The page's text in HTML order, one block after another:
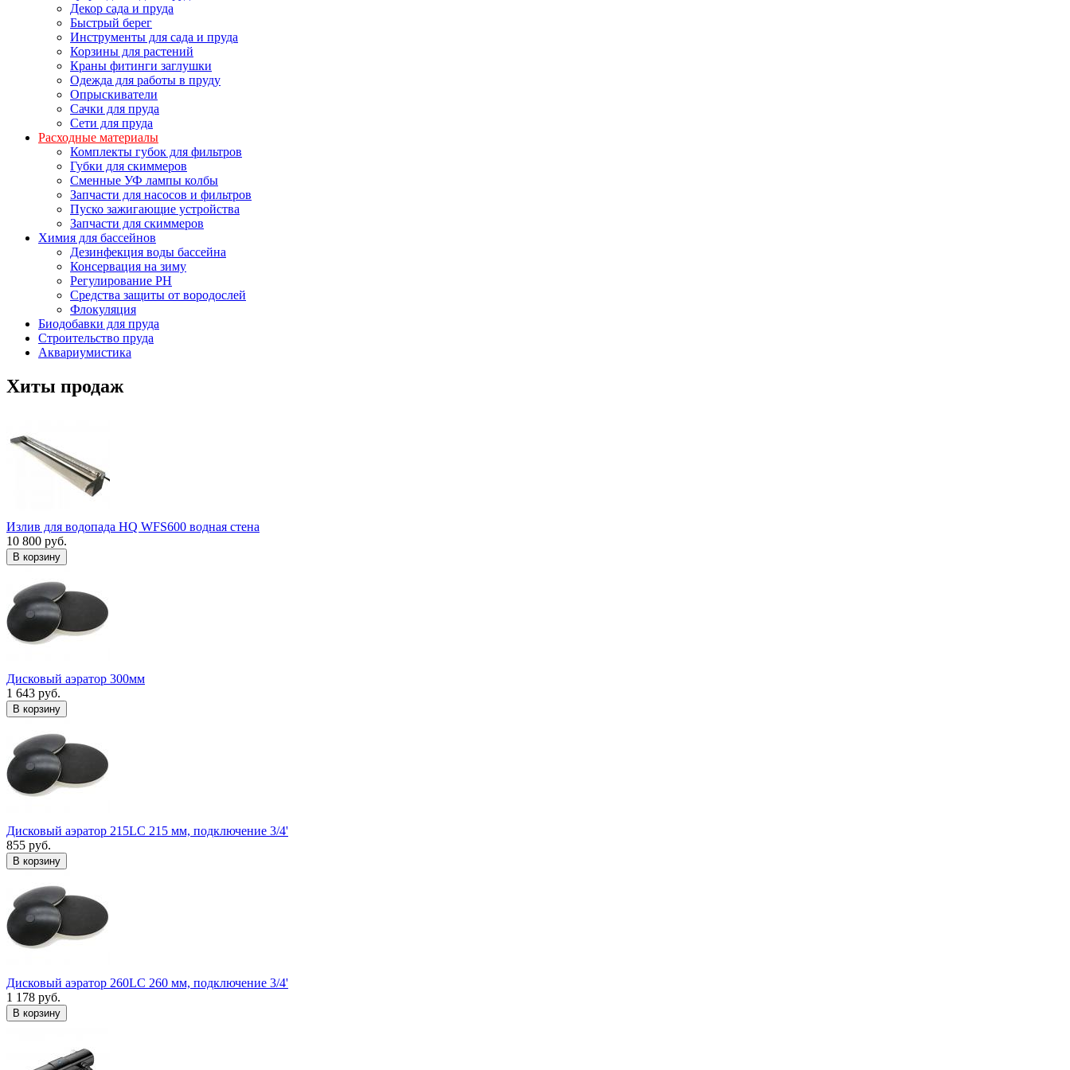
Декор сада и пруда
Быстрый берег
Инструменты для сада и пруда
Корзины для растений
Краны фитинги заглушки
Одежда для работы в пруду
Опрыскиватели
Сачки для пруда
Сети для пруда
Расходные материалы
Комплекты губок для фильтров
Губки для скиммеров
Сменные УФ лампы колбы
Запчасти для насосов и фильтров
Пуско зажигающие устройства
Запчасти для скиммеров
Химия для бассейнов
Дезинфекция воды бассейна
Консервация на зиму
Регулирование PH
Средства защиты от вородослей
Флокуляция
Биодобавки для пруда
Строительство пруда
Аквариумистика
Хиты продаж
Излив для водопада HQ WFS600 водная стена
10 800 руб.
В корзину
Дисковый аэратор 300мм
1 643 руб.
В корзину
Дисковый аэратор 215LC 215 мм, подключение 3/4'
855 руб.
В корзину
Дисковый аэратор 260LC 260 мм, подключение 3/4'
1 178 руб.
В корзину